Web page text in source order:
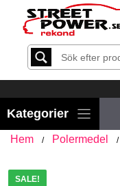
Hoppa
innehåll
Hem / Polermedel /
SALE!